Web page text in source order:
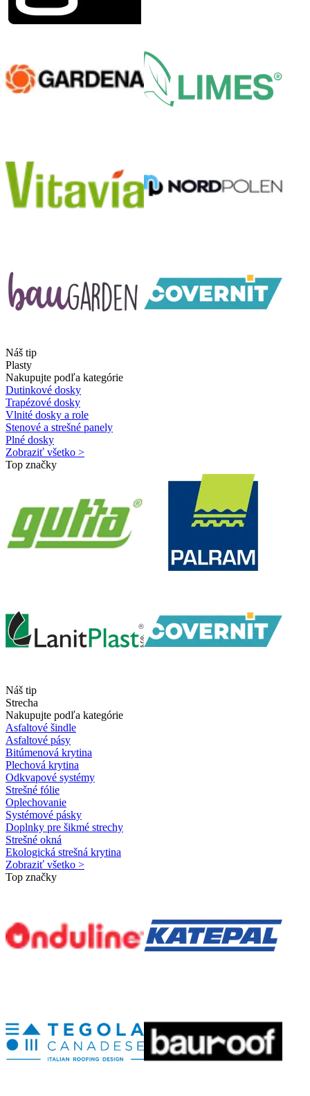
Náš tip
Plasty
Nakupujte podľa kategórie
Dutinkové dosky
Trapézové dosky
Vlnité dosky a role
Stenové a strešné panely
Plné dosky
Zobraziť všetko >
Top značky
Náš tip
Strecha
Nakupujte podľa kategórie
Asfaltové šindle
Asfaltové pásy
Bitúmenová krytina
Plechová krytina
Odkvapové systémy
Strešné fólie
Oplechovanie
Systémové pásky
Doplnky pre šikmé strechy
Strešné okná
Ekologická strešná krytina
Zobraziť všetko >
Top značky